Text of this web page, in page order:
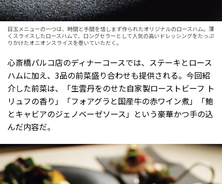
目玉メニューの一つは、時間と手間を惜しまず作られたオリジナルのロースハム。薄
くスライスしたロースハムで、ロングセラーとして人気の高いドレッシングをたっぷ
りかけたオニオンスライスを巻いていただく。
心斎橋パルコ店のディナーコースでは、ステーキとロース
ハムに加え、3品の前菜盛り合わせも提供される。今回紹
介した前菜は、「生雲丹をのせた自家製ローストビーフ ト
リュフの香り」「フォアグラと国産牛の赤ワイン煮」「鮑
とキャビアのジェノベーゼソース」という豪華かつ手の込
んだ内容だ。